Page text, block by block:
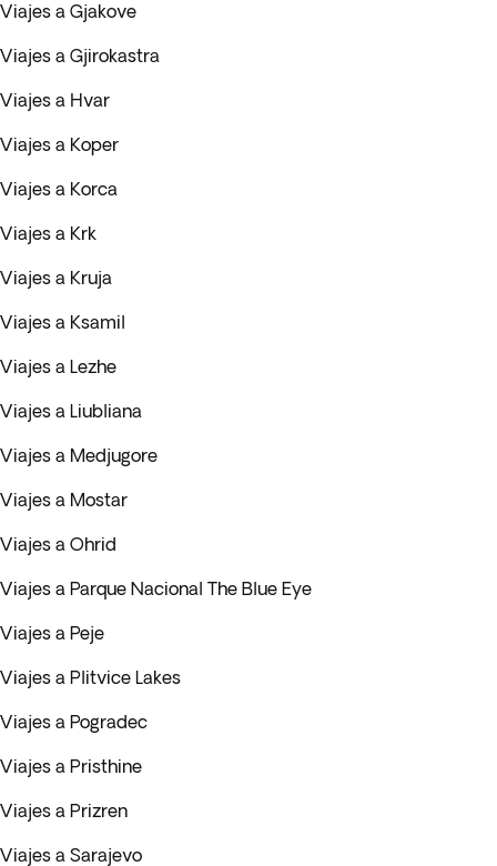
Viajes a Gjakove
Viajes a Gjirokastra
Viajes a Hvar
Viajes a Koper
Viajes a Korca
Viajes a Krk
Viajes a Kruja
Viajes a Ksamil
Viajes a Lezhe
Viajes a Liubliana
Viajes a Medjugore
Viajes a Mostar
Viajes a Ohrid
Viajes a Parque Nacional The Blue Eye
Viajes a Peje
Viajes a Plitvice Lakes
Viajes a Pogradec
Viajes a Pristhine
Viajes a Prizren
Viajes a Sarajevo